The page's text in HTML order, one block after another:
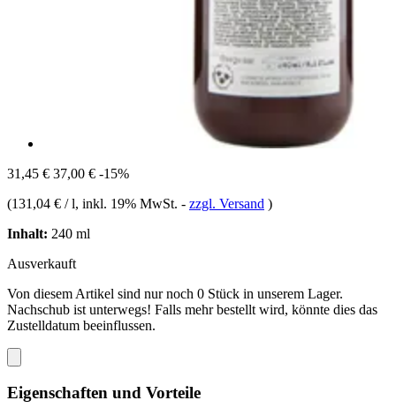
31,45 € 37,00 € -15%
(131,04 € / l, inkl. 19% MwSt. - zzgl. Versand )
Inhalt: 240 ml
Ausverkauft
Von diesem Artikel sind nur noch 0 Stück in unserem Lager.
Nachschub ist unterwegs! Falls mehr bestellt wird, könnte dies das
Zustelldatum beeinflussen.
Eigenschaften und Vorteile